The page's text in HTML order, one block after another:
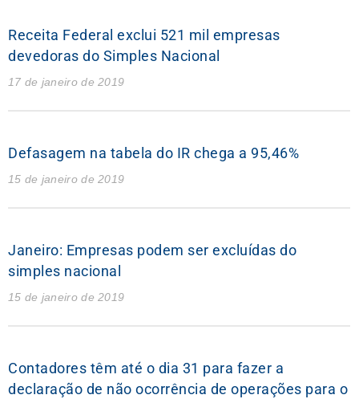
Receita Federal exclui 521 mil empresas
devedoras do Simples Nacional
17 de janeiro de 2019
Defasagem na tabela do IR chega a 95,46%
15 de janeiro de 2019
Janeiro: Empresas podem ser excluídas do
simples nacional
15 de janeiro de 2019
Contadores têm até o dia 31 para fazer a
declaração de não ocorrência de operações para o